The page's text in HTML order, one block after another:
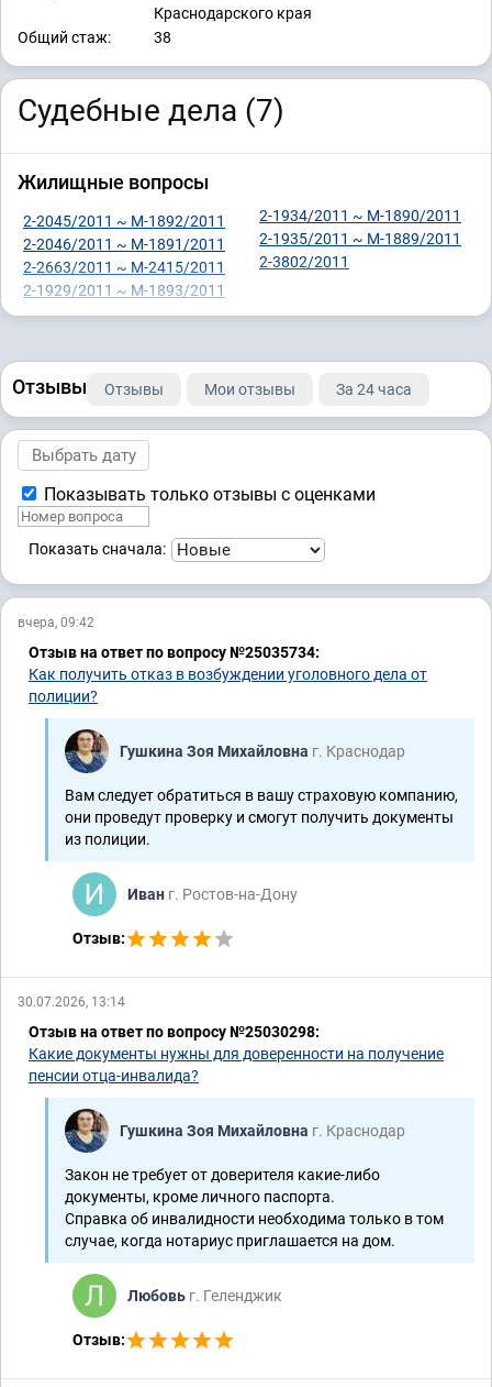
Краснодарского края
Общий стаж:
38
Судебные дела (7)
Жилищные вопросы
2-2045/2011 ~ М-1892/2011
2-2046/2011 ~ М-1891/2011
2-2663/2011 ~ М-2415/2011
2-1929/2011 ~ М-1893/2011
2-1934/2011 ~ М-1890/2011
2-1935/2011 ~ М-1889/2011
2-3802/2011
Отзывы Отзывы Мои отзывы За 24 часа
Показывать только отзывы с оценками
Показать сначала:
вчера, 09:42
Отзыв на ответ по вопросу №25035734:
Как получить отказ в возбуждении уголовного дела от
полиции?
Гушкина Зоя Михайловна г. Краснодар
Вам следует обратиться в вашу страховую компанию,
они проведут проверку и смогут получить документы
из полиции.
Иван г. Ростов-на-Дону
Отзыв:
30.07.2026, 13:14
Отзыв на ответ по вопросу №25030298:
Какие документы нужны для доверенности на получение
пенсии отца-инвалида?
Гушкина Зоя Михайловна г. Краснодар
Закон не требует от доверителя какие-либо
документы, кроме личного паспорта.
Справка об инвалидности необходима только в том
случае, когда нотариус приглашается на дом.
Любовь г. Геленджик
Отзыв: